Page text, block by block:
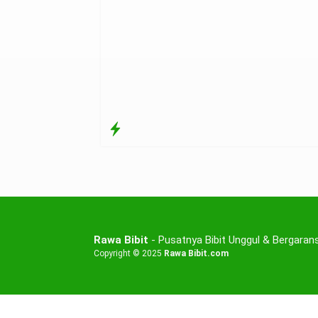
Rawa Bibit - Pusatnya Bibit Unggul &
Copyright © 2025 Rawa Bibit.com